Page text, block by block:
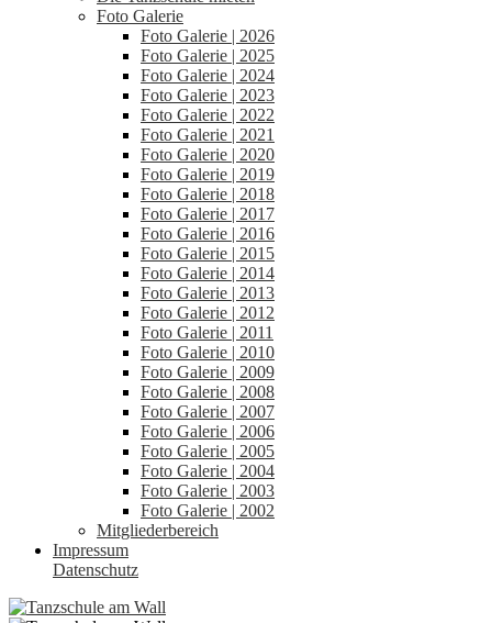
Foto Galerie
Foto Galerie | 2026
Foto Galerie | 2025
Foto Galerie | 2024
Foto Galerie | 2023
Foto Galerie | 2022
Foto Galerie | 2021
Foto Galerie | 2020
Foto Galerie | 2019
Foto Galerie | 2018
Foto Galerie | 2017
Foto Galerie | 2016
Foto Galerie | 2015
Foto Galerie | 2014
Foto Galerie | 2013
Foto Galerie | 2012
Foto Galerie | 2011
Foto Galerie | 2010
Foto Galerie | 2009
Foto Galerie | 2008
Foto Galerie | 2007
Foto Galerie | 2006
Foto Galerie | 2005
Foto Galerie | 2004
Foto Galerie | 2003
Foto Galerie | 2002
Mitgliederbereich
Impressum
Datenschutz